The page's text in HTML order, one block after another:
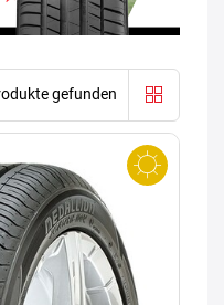
gefunden